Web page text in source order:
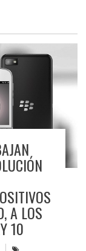
A LOS
10